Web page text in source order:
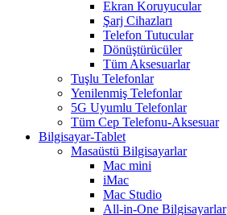
Ekran Koruyucular
Şarj Cihazları
Telefon Tutucular
Dönüştürücüler
Tüm Aksesuarlar
Tuşlu Telefonlar
Yenilenmiş Telefonlar
5G Uyumlu Telefonlar
Tüm Cep Telefonu-Aksesuar
Bilgisayar-Tablet
Masaüstü Bilgisayarlar
Mac mini
iMac
Mac Studio
All-in-One Bilgisayarlar